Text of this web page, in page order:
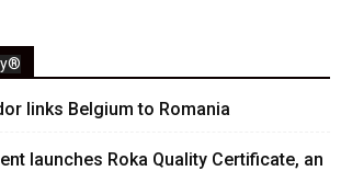
links Belgium to Romania
launches Roka Quality Certificate, an